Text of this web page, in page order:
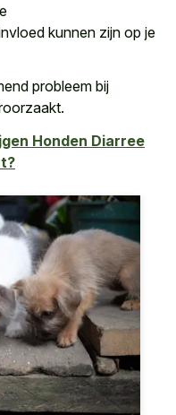
kunnen zijn op je
probleem bij
Honden Diarree